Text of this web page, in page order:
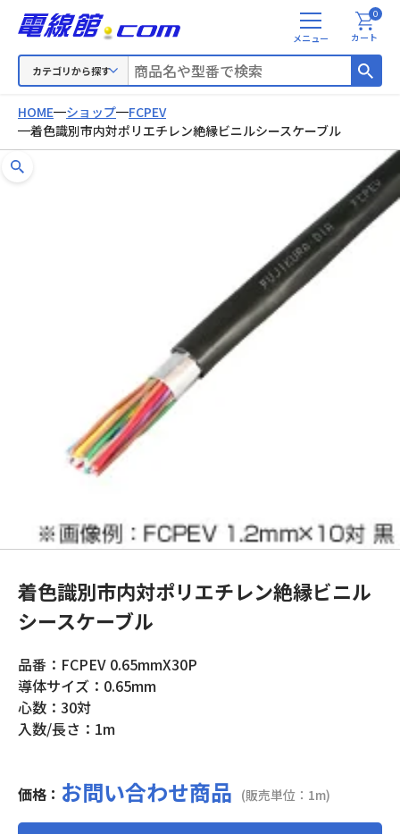
カテゴリから探す
メ
ニ
カート
0
HOME ショップ
FCPEV
着色識別市内対ポリエチレン絶縁ビニルシースケーブル
着色識別市内対ポリエチレン絶縁ビニル
シースケーブル
品番：FCPEV 0.65mmX30P
導体サイズ：0.65mm
心数：30対
入数/長さ：1m
価格： お問い合わせ商品 (販売単位：1m)